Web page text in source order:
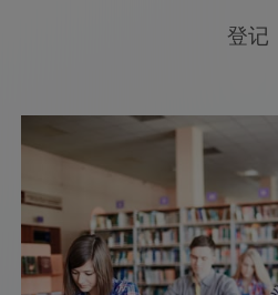
登记